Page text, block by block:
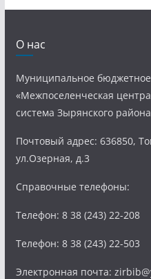
О нас
Муниципальное
«Межпоселенческая
система Зырянского
Почтовый адрес: 636850,
ул.Озерная, д.3
Справочные телефоны:
Телефон: 8 38 (243) 22-208
Телефон: 8 38 (243) 22-503
Электронная почта: